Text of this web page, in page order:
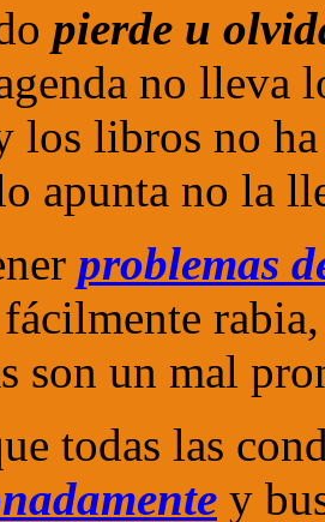
pierde u
no lleva
los libros no
apunta no la
problemas
son un mal
todas las
y